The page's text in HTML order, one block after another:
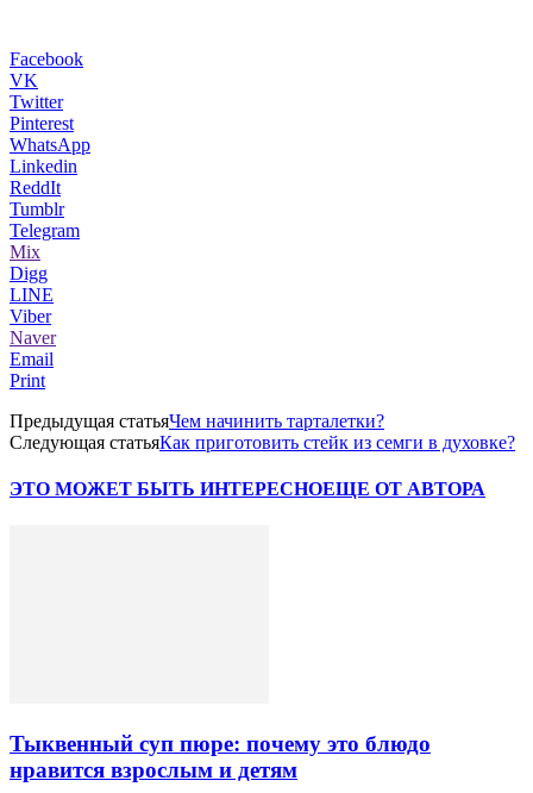
Facebook
VK
Twitter
Pinterest
WhatsApp
Linkedin
ReddIt
Tumblr
Telegram
Mix
Digg
LINE
Viber
Naver
Email
Print
Предыдущая статьяЧем начинить тарталетки?
Следующая статьяКак приготовить стейк из семги в духовке?
ЭТО МОЖЕТ БЫТЬ ИНТЕРЕСНОЕЩЕ ОТ АВТОРА
Тыквенный суп пюре: почему это блюдо
нравится взрослым и детям